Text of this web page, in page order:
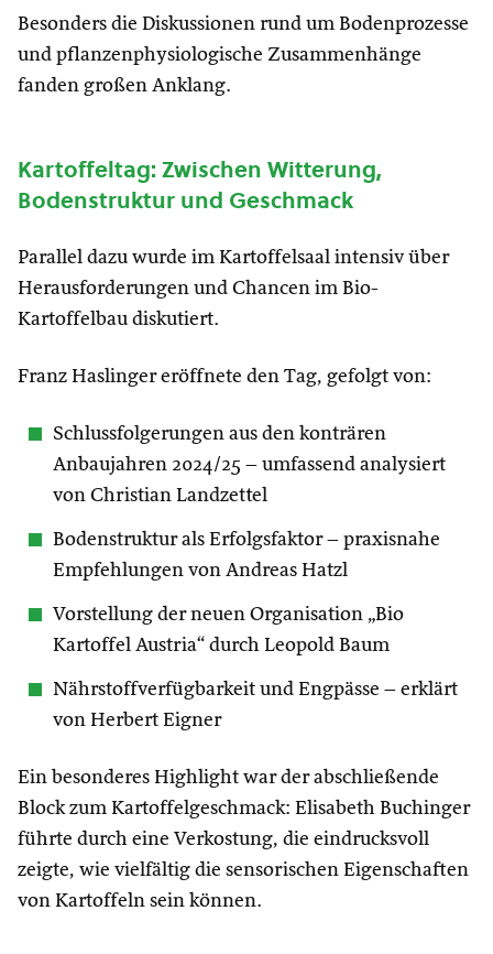
Besonders die Diskussionen rund um Bodenprozesse
und pflanzenphysiologische Zusammenhänge
fanden großen Anklang.
Kartoffeltag: Zwischen Witterung,
Bodenstruktur und Geschmack
Parallel dazu wurde im Kartoffelsaal intensiv über
Herausforderungen und Chancen im Bio-
Kartoffelbau diskutiert.
Franz Haslinger eröffnete den Tag, gefolgt von:
Schlussfolgerungen aus den konträren
Anbaujahren 2024/25 – umfassend analysiert
von Christian Landzettel
Bodenstruktur als Erfolgsfaktor – praxisnahe
Empfehlungen von Andreas Hatzl
Vorstellung der neuen Organisation „Bio
Kartoffel Austria“ durch Leopold Baum
Nährstoffverfügbarkeit und Engpässe – erklärt
von Herbert Eigner
Ein besonderes Highlight war der abschließende
Block zum Kartoffelgeschmack: Elisabeth Buchinger
führte durch eine Verkostung, die eindrucksvoll
zeigte, wie vielfältig die sensorischen Eigenschaften
von Kartoffeln sein können.